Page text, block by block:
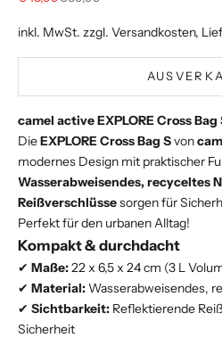
inkl. MwSt. zzgl. Versandkosten,
camel active EXPLORE Cross
DieEXPLORE Cross Bag Svon
modernes Design mit praktischer
Wasserabweisendes, recyceltes
Reißverschlüssesorgen für
Perfekt für den urbanen Alltag!
Kompakt & durchdacht
✔ Maße:22 x 6,5 x 24 cm (3 L
✔ Material:Wasserabweisendes,
✔ Sichtbarkeit: Reflektierende
Sicherheit